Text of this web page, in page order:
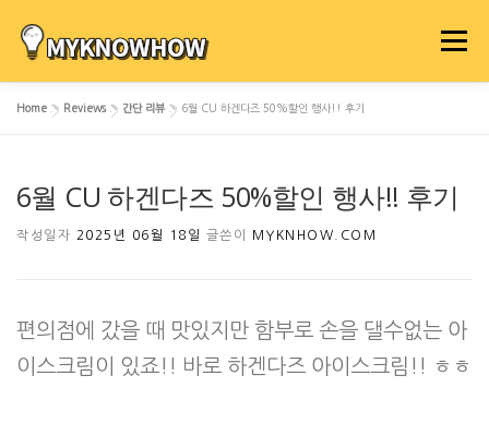
로
메뉴
Home » Reviews» 간단 리뷰» 6월 CU 하겐다즈 50%할인 행사!! 후기
6월 CU 하겐다즈 50%할인 행사!! 후기
작성일자 2025년 06월 18일 글쓴이 MYKNHOW.COM
편의점에 갔을 때 맛있지만 함부로 손을 댈수없는 아
이스크림이 있죠!! 바로 하겐다즈 아이스크림!! ㅎㅎ